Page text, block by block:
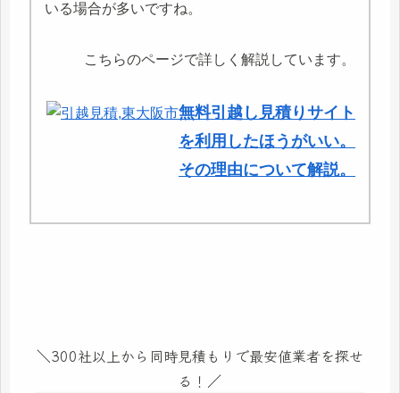
いる場合が多いですね。
こちらのページで詳しく解説しています。
無料引越し見積りサイト
を利用したほうがいい。
その理由について解説。
＼300社以上から同時見積もりで最安値業者を探せ
る！／